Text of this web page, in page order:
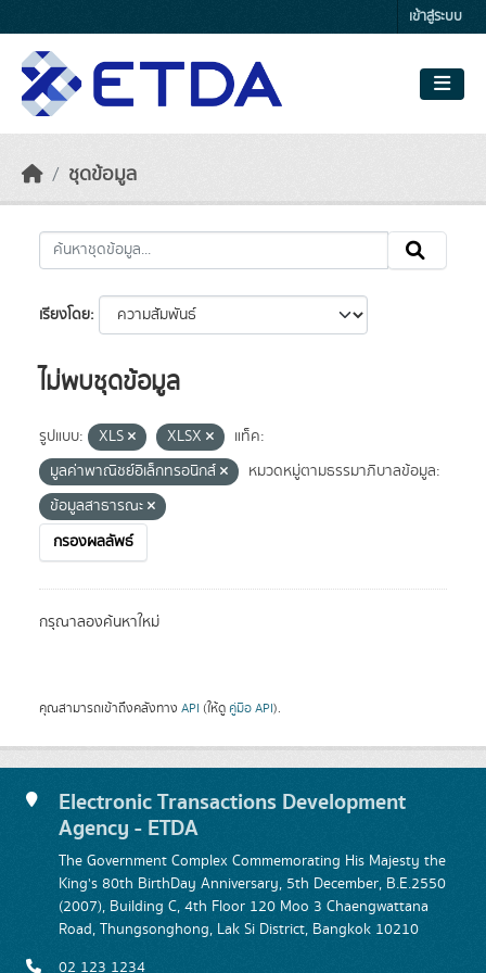
เข้าสู่ระบบ
ชุดข้อมูล
เรียงโดย
ไม่พบชุดข้อมูล
รูปแบบ: XLS XLSX
แท็ค:
มูลค่าพาณิชย์อิเล็กทรอนิกส์
หมวดหมู่ตามธรรมาภิบาลข้อมูล:
ข้อมูลสาธารณะ
กรองผลลัพธ์
กรุณาลองค้นหาใหม่
คุณสามารถเข้าถึงคลังทาง API (ให้ดู คู่มือ API).
Electronic Transactions Development
Agency - ETDA
The Government Complex Commemorating His Majesty the
King's 80th BirthDay Anniversary, 5th December, B.E.2550
(2007), Building C, 4th Floor 120 Moo 3 Chaengwattana
Road, Thungsonghong, Lak Si District, Bangkok 10210
02 123 1234